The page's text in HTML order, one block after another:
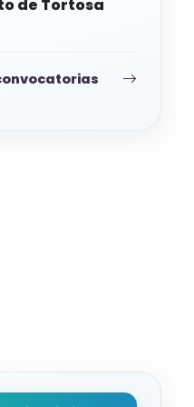
de Tortosa